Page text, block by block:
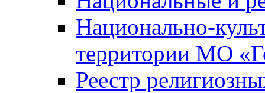
Национально-
территории МО
Реестр